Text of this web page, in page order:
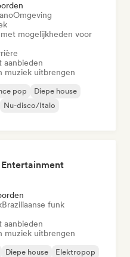
Omgeving
mogelijkheden voor
muziek uitbrengen
pop
Diepe house
Nu-disco/Italo
Braziliaanse funk
muziek uitbrengen
Diepe house
Elektropop